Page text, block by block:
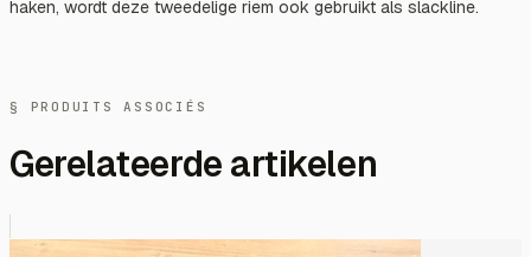
haken, wordt deze tweedelige riem ook gebruikt als slackline.
§ PRODUITS ASSOCIÉS
Gerelateerde artikelen